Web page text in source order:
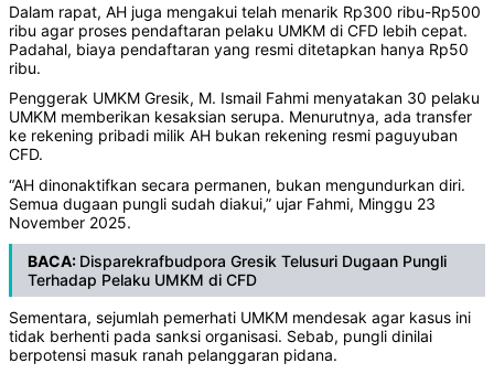
Dalam rapat, AH juga mengakui telah menarik Rp300 ribu-Rp500
ribu agar proses pendaftaran pelaku UMKM di CFD lebih cepat.
Padahal, biaya pendaftaran yang resmi ditetapkan hanya Rp50
ribu.
Penggerak UMKM Gresik, M. Ismail Fahmi menyatakan 30 pelaku
UMKM memberikan kesaksian serupa. Menurutnya, ada transfer
ke rekening pribadi milik AH bukan rekening resmi paguyuban
CFD.
“AH dinonaktifkan secara permanen, bukan mengundurkan diri.
Semua dugaan pungli sudah diakui,” ujar Fahmi, Minggu 23
November 2025.
BACA: Disparekrafbudpora Gresik Telusuri Dugaan Pungli
Terhadap Pelaku UMKM di CFD
Sementara, sejumlah pemerhati UMKM mendesak agar kasus ini
tidak berhenti pada sanksi organisasi. Sebab, pungli dinilai
berpotensi masuk ranah pelanggaran pidana.